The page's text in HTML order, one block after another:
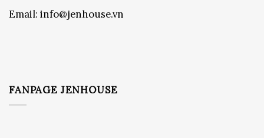
Email: info@jenhouse.vn
FANPAGE JENHOUSE